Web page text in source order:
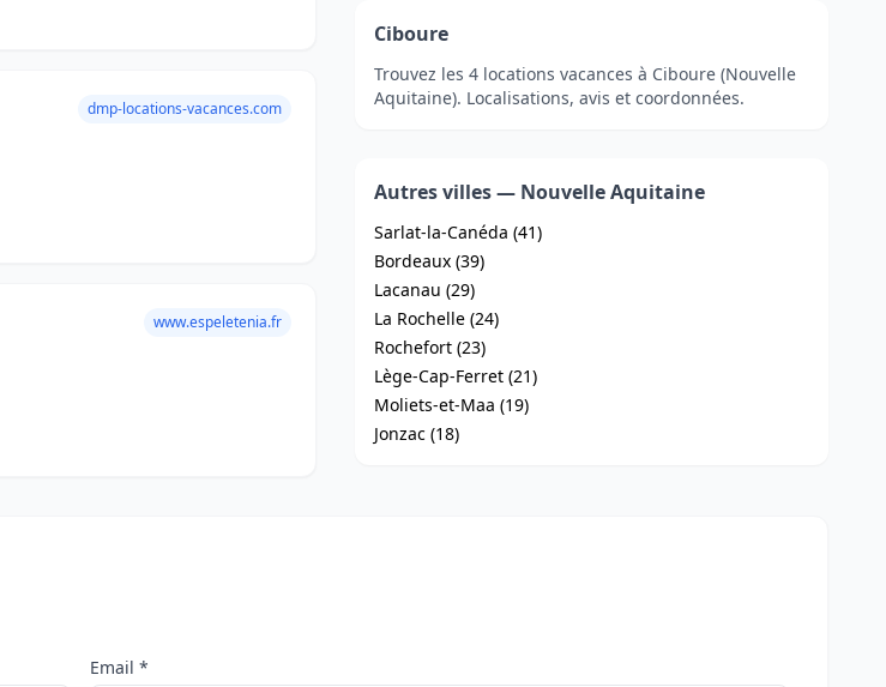
dmp-locations-vacances.com
www.espeletenia.fr
Ciboure
Trouvez les 4 locations vacances à Ciboure (Nouvelle
Aquitaine). Localisations, avis et coordonnées.
Autres villes — Nouvelle Aquitaine
Sarlat-la-Canéda (41)
Bordeaux (39)
Lacanau (29)
La Rochelle (24)
Rochefort (23)
Lège-Cap-Ferret (21)
Moliets-et-Maa (19)
Jonzac (18)
Email *